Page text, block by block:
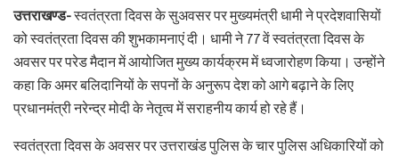
उत्तराखण्ड-स्वतंत्रता दिवस के सुअवसर पर मुख्यमंत्री धामी ने प्रदेशवासियों
को स्वतंत्रता दिवस की शुभकामनाएं दी। धामी ने 77 वें स्वतंत्रता दिवस के
अवसर पर परेड मैदान में आयोजित मुख्य कार्यक्रम में ध्वजारोहण किया। उन्होंने
कहा कि अमर बलिदानियों के सपनों के अनुरूप देश को आगे बढ़ाने के लिए
प्रधानमंत्री नरेन्द्र मोदी के नेतृत्व में सराहनीय कार्य हो रहे हैं।
स्वतंत्रता दिवस के अवसर पर उत्तराखंड पुलिस के चार पुलिस अधिकारियों को